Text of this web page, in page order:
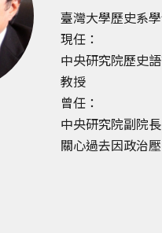
臺灣大學歷史系
現任：
中央研究院歷史
教授
曾任：
中央研究院副院
關心過去因政治